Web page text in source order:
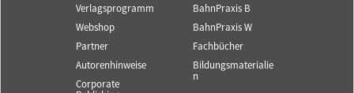
Verlagsprogramm
Webshop
Partner
Autorenhinweise
Corporate
BahnPraxis B
BahnPraxis W
Fachbücher
Bildungsmaterialie
n